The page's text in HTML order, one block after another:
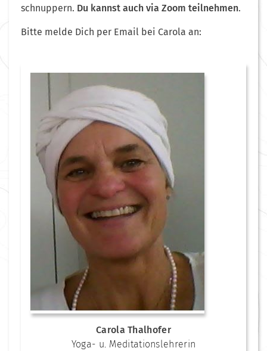
schnuppern. Du kannst auch via Zoom teilnehmen.
Bitte melde Dich per Email bei Carola an:
Carola Thalhofer
Yoga- u. Meditationslehrerin